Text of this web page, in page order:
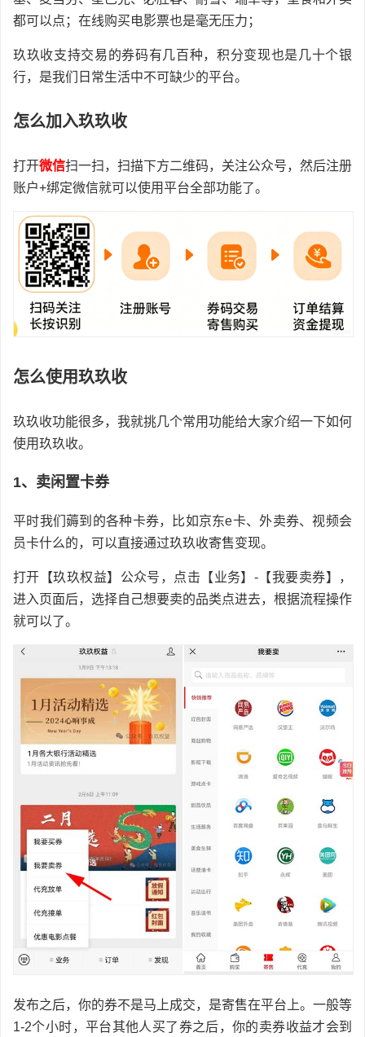
都可以点；在线购买电影票也是毫无压力；
玖玖收支持交易的券码有几百种，积分变现也是几十个银
行，是我们日常生活中不可缺少的平台。
怎么加入玖玖收
打开微信扫一扫，扫描下方二维码，关注公众号，然后注册
账户+绑定微信就可以使用平台全部功能了。
怎么使用玖玖收
玖玖收功能很多，我就挑几个常用功能给大家介绍一下如何
使用玖玖收。
1、卖闲置卡券
平时我们薅到的各种卡券，比如京东e卡、外卖券、视频会
员卡什么的，可以直接通过玖玖收寄售变现。
打开【玖玖权益】公众号，点击【业务】-【我要卖券】，
进入页面后，选择自己想要卖的品类点进去，根据流程操作
就可以了。
发布之后，你的券不是马上成交，是寄售在平台上。一般等
1-2个小时，平台其他人买了券之后，你的卖券收益才会到